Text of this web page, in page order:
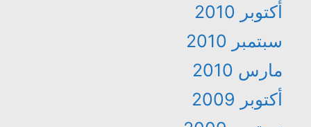
أكتوبر 2010
سبتمبر 2010
مارس 2010
أكتوبر 2009